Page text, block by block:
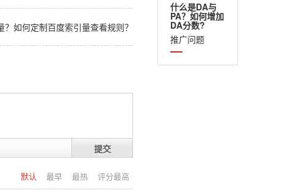
什么是DA与
PA？如何增加
DA分数?
推广问题
如何定制百度索引量查看规则？
提交
默认 最早 最热 评分最高